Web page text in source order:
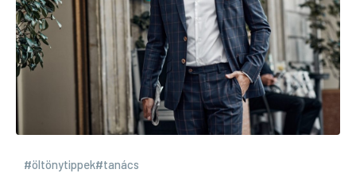
öltönytippek tanács